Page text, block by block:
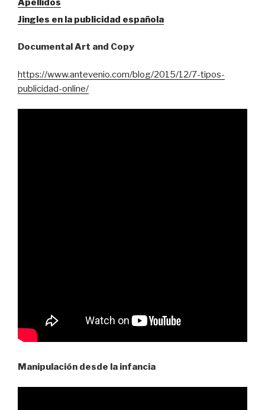
Apellidos
Jingles en la publicidad española
Documental Art and Copy
https://www.antevenio.com/blog/2015/12/7-tipos-
publicidad-online/
Manipulación desde la infancia